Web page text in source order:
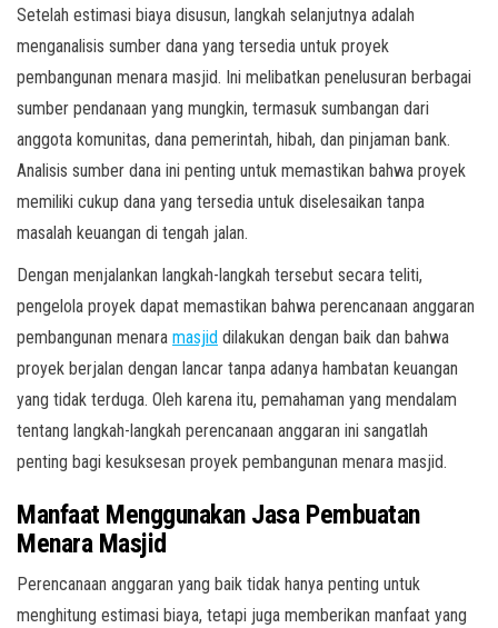
Setelah estimasi biaya disusun, langkah selanjutnya adalah
menganalisis sumber dana yang tersedia untuk proyek
pembangunan menara masjid. Ini melibatkan penelusuran berbagai
sumber pendanaan yang mungkin, termasuk sumbangan dari
anggota komunitas, dana pemerintah, hibah, dan pinjaman bank.
Analisis sumber dana ini penting untuk memastikan bahwa proyek
memiliki cukup dana yang tersedia untuk diselesaikan tanpa
masalah keuangan di tengah jalan.
Dengan menjalankan langkah-langkah tersebut secara teliti,
pengelola proyek dapat memastikan bahwa perencanaan anggaran
pembangunan menara masjid dilakukan dengan baik dan bahwa
proyek berjalan dengan lancar tanpa adanya hambatan keuangan
yang tidak terduga. Oleh karena itu, pemahaman yang mendalam
tentang langkah-langkah perencanaan anggaran ini sangatlah
penting bagi kesuksesan proyek pembangunan menara masjid.
Manfaat Menggunakan Jasa Pembuatan
Menara Masjid
Perencanaan anggaran yang baik tidak hanya penting untuk
menghitung estimasi biaya, tetapi juga memberikan manfaat yang